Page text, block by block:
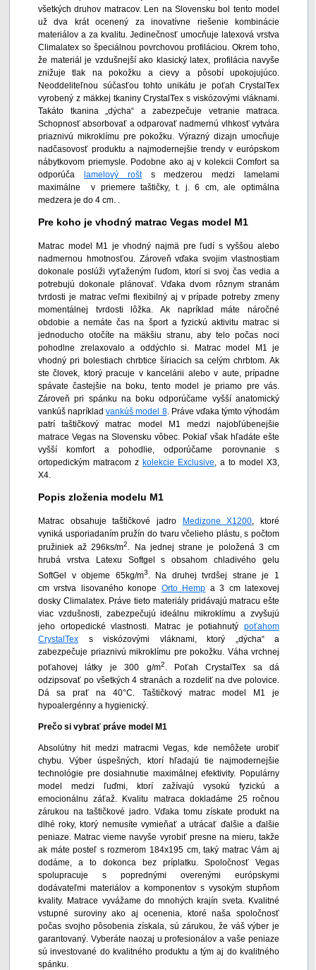
všetkých druhov matracov. Len na Slovensku bol tento model
už dva krát ocenený za inovatívne riešenie kombinácie
materiálov a za kvalitu. Jedinečnosť umocňuje latexová vrstva
Climalatex so špeciálnou povrchovou profiláciou. Okrem toho,
že materiál je vzdušnejší ako klasický latex, profilácia navyše
znižuje tlak na pokožku a cievy a pôsobí upokojujúco.
Neoddeliteľnou súčasťou tohto unikátu je poťah CrystalTex
vyrobený z mäkkej tkaniny CrystalTex s viskózovými vláknami.
Takáto tkanina „dýcha“ a zabezpečuje vetranie matraca.
Schopnosť absorbovať a odparovať nadmernú vlhkosť vytvára
priaznivú mikroklímu pre pokožku. Výrazný dizajn umocňuje
nadčasovosť produktu a najmodernejšie trendy v európskom
nábytkovom priemysle. Podobne ako aj v kolekcii Comfort sa
odporúča
lamelový rošts medzerou medzi lamelami
maximálne v priemere taštičky, t. j. 6 cm, ale optimálna
medzera je do 4 cm. .
Pre koho je vhodný matrac Vegas model M1
Matrac model M1 je vhodný najmä pre ľudí s vyššou alebo
nadmernou hmotnosťou. Zároveň vďaka svojim vlastnostiam
dokonale poslúži vyťaženým ľuďom, ktorí si svoj čas vedia a
potrebujú dokonale plánovať. Vďaka dvom rôznym stranám
tvrdosti je matrac veľmi flexibilný aj v prípade potreby zmeny
momentálnej tvrdosti lôžka. Ak napríklad máte náročné
obdobie a nemáte čas na šport a fyzickú aktivitu matrac si
jednoducho otočíte na mäkšiu stranu, aby telo počas noci
pohodlne zrelaxovalo a oddýchlo si. Matrac model M1 je
vhodný pri bolestiach chrbtice šíriacich sa celým chrbtom. Ak
ste človek, ktorý pracuje v kancelárii alebo v aute, prípadne
spávate častejšie na boku, tento model je priamo pre vás.
Zároveň pri spánku na boku odporúčame vyšší anatomický
vankúš napríkladvankúš model 8. Práve vďaka týmto výhodám
patrí taštičkový matrac model M1 medzi najobľúbenejšie
matrace Vegas na Slovensku vôbec. Pokiaľ však hľadáte ešte
vyšší komfort a pohodlie, odporúčame porovnanie s
ortopedickým matracom z kolekcie Exclusive, a to model X3,
X4.
Popis zloženia modelu M1
Matrac obsahuje taštičkové jadro Medizone X1200, ktoré
vyniká usporiadaním pružín do tvaru včelieho plástu, s počtom
pružiniek až296ks/m2. Na jednej strane je položená 3 cm
hrubá vrstva Latexu Softgel s obsahom chladivého gelu
SoftGel v objeme 65kg/m3. Na druhej tvrdšej strane je 1
cm vrstva lisovaného konope Orto Hemp a 3 cm latexovej
dosky Climalatex. Práve tieto materiály pridávajú matracu ešte
viac vzdušnosti, zabezpečujú ideálnu mikroklímu a zvyšujú
jeho ortopedické vlastnosti. Matrac je potiahnutý poťahom
CrystalTex s viskózovými vláknami, ktorý „dýcha“ a
zabezpečuje priaznivú mikroklímu pre pokožku. Váha vrchnej
poťahovej látky je 300 g/m2. Poťah CrystalTex sa dá
odzipsovať po všetkých 4 stranách a rozdeliť na dve polovice.
Dá sa prať na 40°C. Taštičkový matrac model M1 je
hypoalergénny a hygienický.
Prečo si vybrať práve model M1
Absolútny hit medzi matracmi Vegas, kde nemôžete urobiť
chybu. Výber úspešných, ktorí hľadajú tie najmodernejšie
technológie pre dosiahnutie maximálnej efektivity. Populárny
model medzi ľuďmi, ktorí zažívajú vysokú fyzickú a
emocionálnu záťaž. Kvalitu matraca dokladáme 25 ročnou
zárukou na taštičkové jadro. Vďaka tomu získate produkt na
dlhé roky, ktorý nemusíte vymieňať a utrácať ďalšie a ďalšie
peniaze. Matrac vieme navyše vyrobiť presne na mieru, takže
ak máte posteľ s rozmerom 184x195 cm, taký matrac Vám aj
dodáme, a to dokonca bez príplatku. Spoločnosť Vegas
spolupracuje s poprednými overenými európskymi
dodávateľmi materiálov a komponentov s vysokým stupňom
kvality. Matrace vyvážame do mnohých krajín sveta. Kvalitné
vstupné suroviny ako aj ocenenia, ktoré naša spoločnosť
počas svojho pôsobenia získala, sú zárukou, že váš výber je
garantovaný. Vyberáte naozaj u profesionálov a vaše peniaze
sú investované do kvalitného produktu a tým aj do kvalitného
spánku.